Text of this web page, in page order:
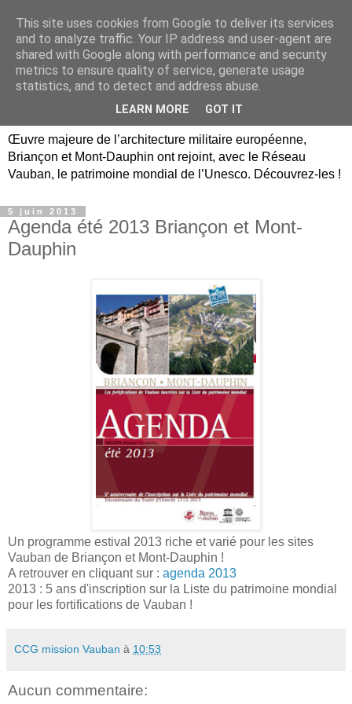
Briançon, Mont-Dauphin,
Vauban Unesco Hautes-
Œuvre majeure de l’architecture militaire européenne,
Briançon et Mont-Dauphin ont rejoint, avec le Réseau
Vauban, le patrimoine mondial de l’Unesco. Découvrez-les !
5 juin 2013
Agenda été 2013 Briançon et Mont-
Dauphin
Un programme estival 2013 riche et varié pour les sites
Vauban de Briançon et Mont-Dauphin !
A retrouver en cliquant sur : agenda 2013
2013 : 5 ans d'inscription sur la Liste du patrimoine mondial
pour les fortifications de Vauban !
CCG mission Vauban à 10:53
Aucun commentaire:
This site uses cookies from Google to deliver its services
and to analyze traffic. Your IP address and user-agent are
shared with Google along with performance and security
metrics to ensure quality of service, generate usage
statistics, and to detect and address abuse.
LEARN MORE GOT IT